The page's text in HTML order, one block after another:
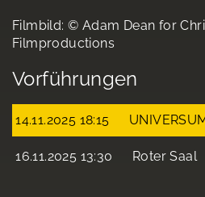
Filmbild: © Adam Dean for
Filmproductions
Vorführungen
14.11.2025 18:15
16.11.2025 13:30 Roter Saal